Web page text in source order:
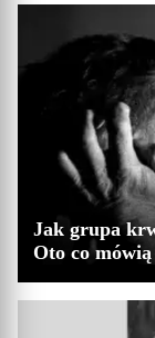
Jak grupa
Oto co